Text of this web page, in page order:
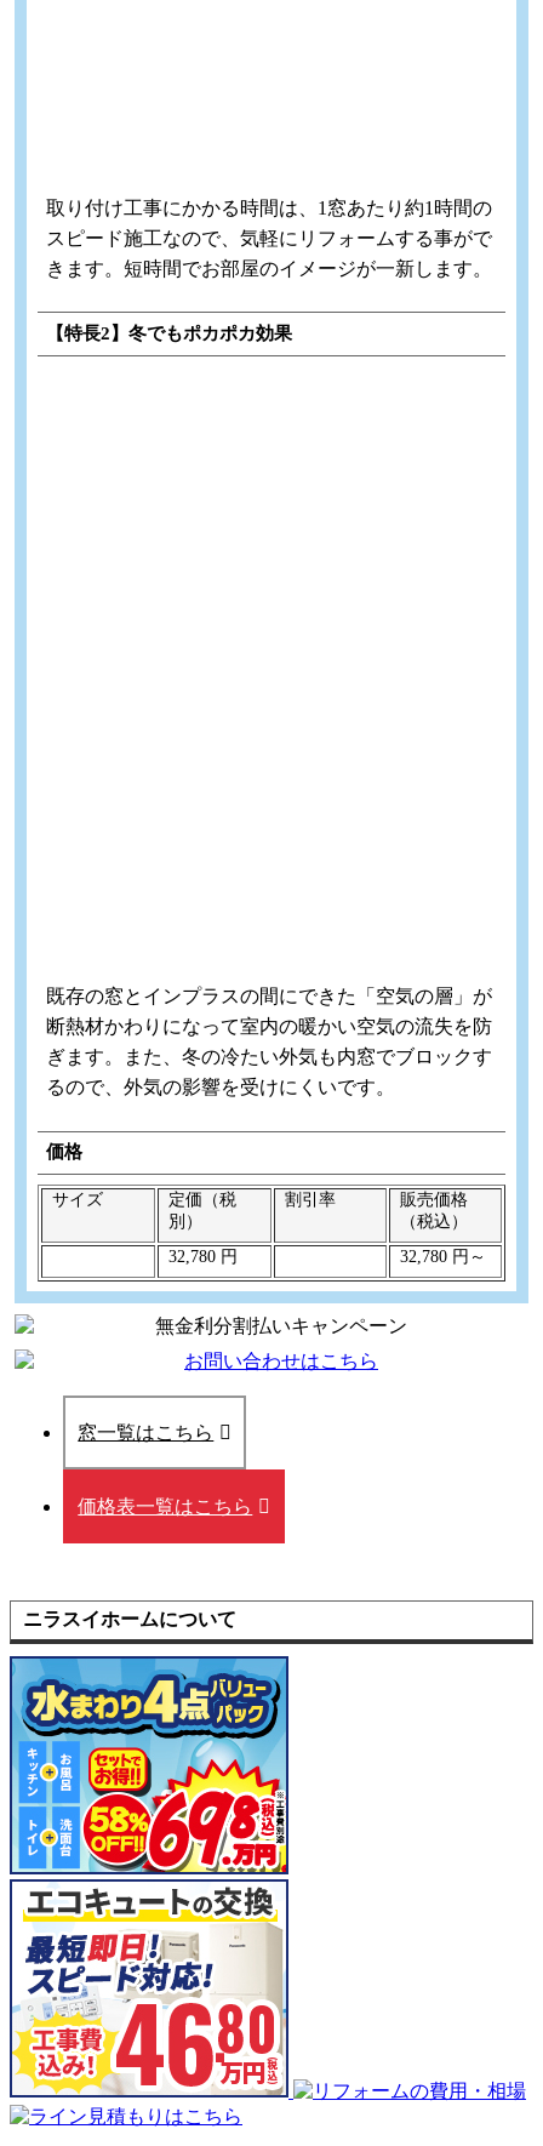
取り付け工事にかかる時間は、1窓あたり約1時間の
スピード施工なので、気軽にリフォームする事がで
きます。短時間でお部屋のイメージが一新します。
【特長2】冬でもポカポカ効果
既存の窓とインプラスの間にできた「空気の層」が
断熱材かわりになって室内の暖かい空気の流失を防
ぎます。また、冬の冷たい外気も内窓でブロックす
るので、外気の影響を受けにくいです。
価格
サイズ
定価（税
別）
割引率
販売価格
（税込）
32,780 円
32,780 円～
窓一覧はこちら
価格表一覧はこちら
ニラスイホームについて